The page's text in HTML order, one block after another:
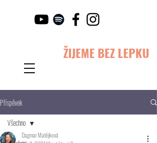
ŽIJEME BEZ LEPKU
Příspěvek
Všechno
Dagmar Matějková